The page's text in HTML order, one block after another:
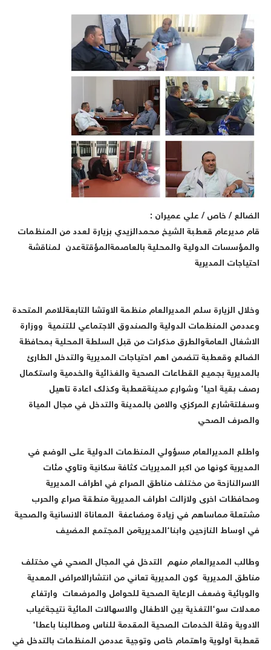
/ خاص / علي عميران :
مديرعام قعطبة الشيخ محمدالزيدي بزيارة لعدد من المنظمات
الدولية والمحلية بالعاصمةالمؤقتةعدن لمناقشة
المديرية
الزيارة سلم المديرالعام منظمة الاوتشا التابعةللامم المتحدة
المنظمات الدولية والصندوق الاجتماعي للتنمية ووزارة
العامةوالطرق مذكرات من قبل السلطة المحلية بمحافظة
وقعطبة تتضمن اهم احتياجات المديرية والتدخل الطارئ
بجميع القطاعات الصحية والغذائية والخدمية واستكمال
بقية احياء وشوارع مدينةقعطبة وكذلك اعادة تاهيل
المركزي والامن بالمدينة والتدخل في مجال المياة
الصحي
المديرالعام مسؤولي المنظمات الدولية على الوضع في
كونها من اكبر المديريات كثافة سكانية وتاوي مئات
من مختلف مناطق الصراع في اطراف المديرية
اخرى ولازالت اطراف المديرية منطقة صراع والحرب
مماساهم في زيادة ومضاعفة المعاناة الانسانية والصحية
اوساط النازحين وابناءالمديريةمن المجتمع المضيف
المديرالعام منهم التدخل في المجال الصحي في مختلف
المديرية كون المديرية تعاني من انتشارالامراض المعدية
وضعف الرعاية الصحية للحوامل والمرضعات وارتفاع
سوءالتغذية بين الاطفال والاسهالات المائية نتيجةغياب
وقلة الخدمات الصحية المقدمة للناس ومطالبنا باعطاء
اولوية واهتمام خاص وتوجية عددمن المنظمات بالتدخل في